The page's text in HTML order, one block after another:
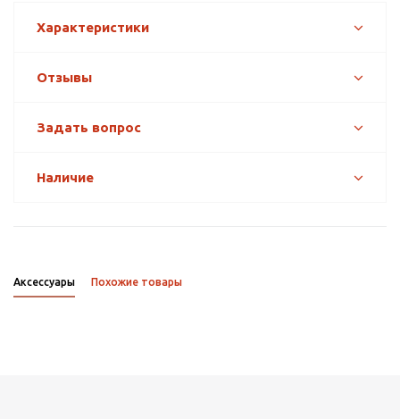
Характеристики
Отзывы
Задать вопрос
Наличие
Аксессуары Похожие товары